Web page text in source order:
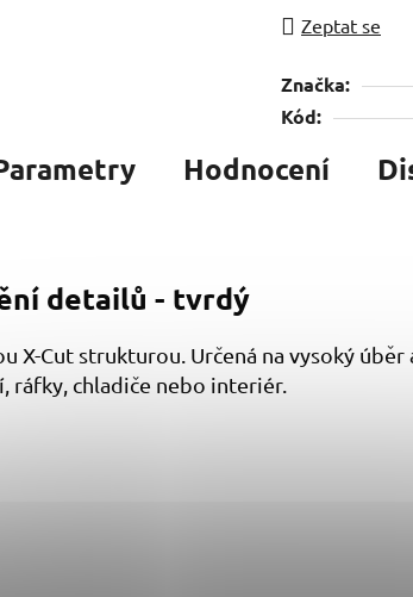
Zeptat se
Značka:
Kód:
Hodnocení
detailů - tvrdý
X-Cut strukturou. Určená na vysoký úběr
ráfky, chladiče nebo interiér.